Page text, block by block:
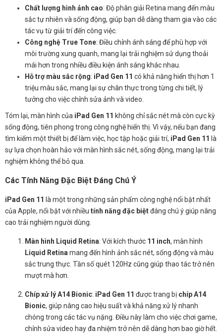
Chất lượng hình ảnh cao: Độ phân giải Retina mang đến màu
sắc tự nhiên và sống động, giúp bạn dễ dàng tham gia vào các
tác vụ từ giải trí đến công việc.
Công nghệ True Tone: Điều chỉnh ánh sáng để phù hợp với
môi trường xung quanh, mang lại trải nghiệm sử dụng thoải
mái hơn trong nhiều điều kiện ánh sáng khác nhau.
Hỗ trợ màu sắc rộng: iPad Gen 11 có khả năng hiển thị hơn 1
triệu màu sắc, mang lại sự chân thực trong từng chi tiết, lý
tưởng cho việc chỉnh sửa ảnh và video.
Tóm lại, màn hình của iPad Gen 11 không chỉ sắc nét mà còn cực kỳ
sống động, tiên phong trong công nghệ hiển thị. Vì vậy, nếu bạn đang
tìm kiếm một thiết bị để làm việc, học tập hoặc giải trí, iPad Gen 11 là
sự lựa chọn hoàn hảo với màn hình sắc nét, sống động, mang lại trải
nghiệm không thể bỏ qua.
Các Tính Năng Đặc Biệt Đáng Chú Ý
iPad Gen 11 là một trong những sản phẩm công nghệ nổi bật nhất
của Apple, nổi bật với nhiều tính năng đặc biệtđáng chú ý giúp nâng
cao trải nghiệm người dùng.
Màn hình Liquid Retina: Với kích thước 11 inch, màn hình
Liquid Retina mang đến hình ảnh sắc nét, sống động và màu
sắc trung thực. Tần số quét 120Hz cũng giúp thao tác trở nên
mượt mà hơn.
Chíp xử lý A14 Bionic: iPad Gen 11 được trang bị chíp A14
Bionic, giúp nâng cao hiệu suất và khả năng xử lý nhanh
chóng trong các tác vụ nặng. Điều này làm cho việc chơi game,
chỉnh sửa video hay đa nhiệm trở nên dễ dàng hơn bao giờ hết.